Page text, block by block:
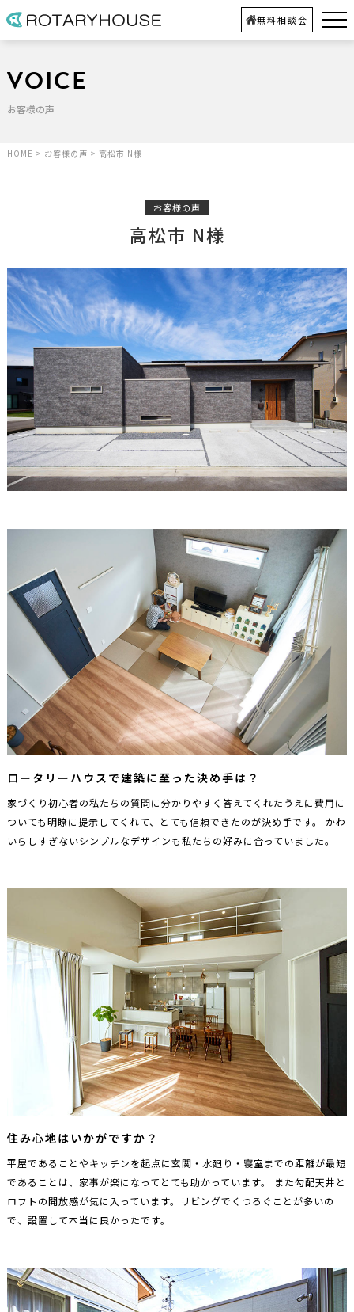
無料相談会
VOICE
お客様の声
HOME > お客様の声 > 高松市 N様
お客様の声
高松市 N様
ロータリーハウスで建築に至った決め手は？
家づくり初心者の私たちの質問に分かりやすく答えてくれたうえに費用に
ついても明瞭に提示してくれて、とても信頼できたのが決め手です。 かわ
いらしすぎないシンプルなデザインも私たちの好みに合っていました。
住み心地はいかがですか？
平屋であることやキッチンを起点に玄関・水廻り・寝室までの距離が最短
であることは、家事が楽になってとても助かっています。 また勾配天井と
ロフトの開放感が気に入っています。リビングでくつろぐことが多いの
で、設置して本当に良かったです。